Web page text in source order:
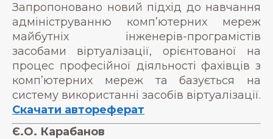
Запропоновано новий підхід до навчання
адмініструванню комп’ютерних мереж
майбутніх інженерів-програмістів
засобами віртуалізації, орієнтованої на
процес професійної діяльності фахівців з
комп’ютерних мереж та базується на
систему використанні засобів віртуалізації.
Скачати автореферат
Є.О. Карабанов